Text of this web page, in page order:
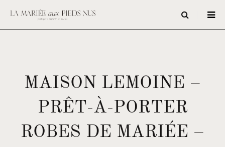
MAISON LEMOINE –
PRÊT-À-PORTER
ROBES DE MARIÉE –